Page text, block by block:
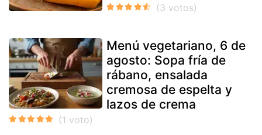
Menú vegetariano, 6 de
agosto: Sopa fría de
rábano, ensalada
cremosa de espelta y
lazos de crema